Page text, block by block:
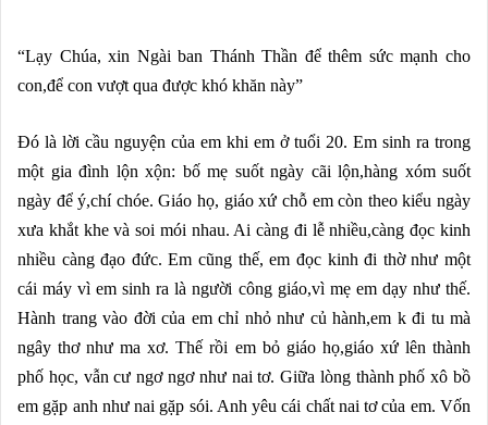
“Lạy Chúa, xin Ngài ban Thánh Thần để thêm sức mạnh cho
con,để con vượt qua được khó khăn này”
Đó là lời cầu nguyện của em khi em ở tuổi 20. Em sinh ra trong
một gia đình lộn xộn: bố mẹ suốt ngày cãi lộn,hàng xóm suốt
ngày để ý,chí chóe. Giáo họ, giáo xứ chỗ em còn theo kiểu ngày
xưa khắt khe và soi mói nhau. Ai càng đi lễ nhiều,càng đọc kinh
nhiều càng đạo đức. Em cũng thế, em đọc kinh đi thờ như một
cái máy vì em sinh ra là người công giáo,vì mẹ em dạy như thế.
Hành trang vào đời của em chỉ nhỏ như củ hành,em k đi tu mà
ngây thơ như ma xơ. Thế rồi em bỏ giáo họ,giáo xứ lên thành
phố học, vẫn cư ngơ ngơ như nai tơ. Giữa lòng thành phố xô bồ
em gặp anh như nai gặp sói. Anh yêu cái chất nai tơ của em. Vốn